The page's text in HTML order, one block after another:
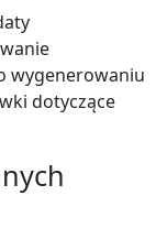
wygenerowaniu
dotyczące